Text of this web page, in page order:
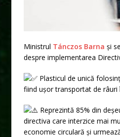
Ministrul Tánczos Barna și
despre implementarea
Plasticul de unică
fiind ușor transportat de râuri
Reprezintă 85% din
directiva care interzice mai
economie circulară și